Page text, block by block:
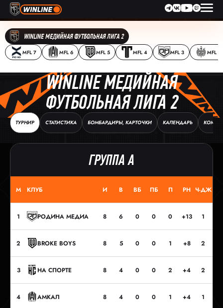
WINLINE МЕДИЙНАЯ ФУТБОЛЬНАЯ ЛИГА 2
MFL 7 MFL 6 MFL 5 MFL 4 MFL 3 MFL 2
WINLINE МЕДИЙНАЯ
ФУТБОЛЬНАЯ ЛИГА 2
ТУРНИР СТАТИСТИКА БОМБАРДИРЫ, КАРТОЧКИ КАЛЕНДАРЬ
ГРУППА A
М КЛУБ И В ВБ ПБ П РН Ч-ДЖ
1 РОДИНА МЕДИА 8 6 0 0 0 +13 1
2 BROKE BOYS 8 5 0 0 1 +8 2
3 НА СПОРТЕ 8 4 0 0 2 +4 2
4 АМКАЛ 8 4 0 0 1 +4 1